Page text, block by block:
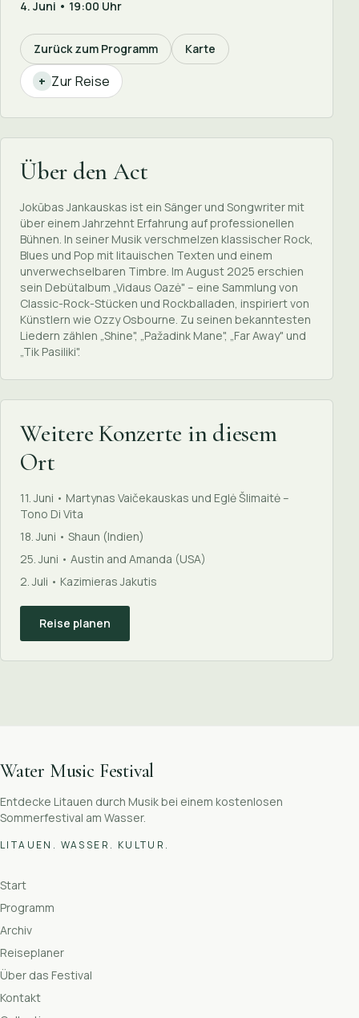
4. Juni • 19:00 Uhr
Zurück zum Programm Karte
+ Zur Reise
Über den Act
Jokūbas Jankauskas ist ein Sänger und Songwriter mit
über einem Jahrzehnt Erfahrung auf professionellen
Bühnen. In seiner Musik verschmelzen klassischer Rock,
Blues und Pop mit litauischen Texten und einem
unverwechselbaren Timbre. Im August 2025 erschien
sein Debütalbum „Vidaus Oazė" – eine Sammlung von
Classic-Rock-Stücken und Rockballaden, inspiriert von
Künstlern wie Ozzy Osbourne. Zu seinen bekanntesten
Liedern zählen „Shine", „Pažadink Mane", „Far Away" und
„Tik Pasiliki".
Weitere Konzerte in diesem
Ort
11. Juni • Martynas Vaičekauskas und Eglė Šlimaitė –
Tono Di Vita
18. Juni • Shaun (Indien)
25. Juni • Austin and Amanda (USA)
2. Juli • Kazimieras Jakutis
Reise planen
Water Music Festival
Entdecke Litauen durch Musik bei einem kostenlosen
Sommerfestival am Wasser.
LITAUEN. WASSER. KULTUR.
Start
Programm
Archiv
Reiseplaner
Über das Festival
Kontakt